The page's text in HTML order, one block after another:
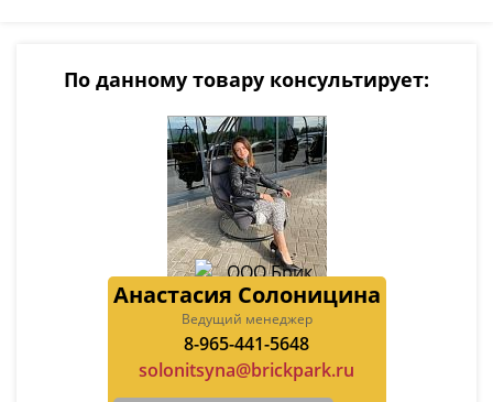
По данному товару консультирует:
Анастасия Солоницина
Ведущий менеджер
8-965-441-5648
solonitsyna@brickpark.ru